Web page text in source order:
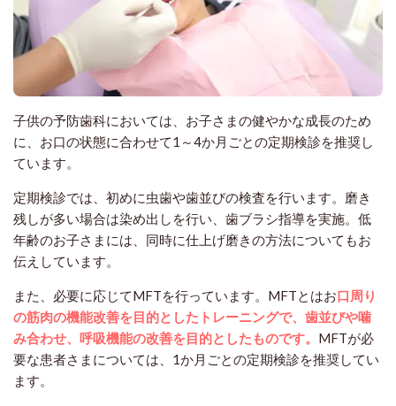
子供の予防歯科においては、お子さまの健やかな成長のため
に、お口の状態に合わせて1～4か月ごとの定期検診を推奨し
ています。
定期検診では、初めに虫歯や歯並びの検査を行います。磨き
残しが多い場合は染め出しを行い、歯ブラシ指導を実施。低
年齢のお子さまには、同時に仕上げ磨きの方法についてもお
伝えしています。
また、必要に応じてMFTを行っています。MFTとはお口周り
の筋肉の機能改善を目的としたトレーニングで、歯並びや噛
み合わせ、呼吸機能の改善を目的としたものです。 MFTが必
要な患者さまについては、1か月ごとの定期検診を推奨してい
ます。